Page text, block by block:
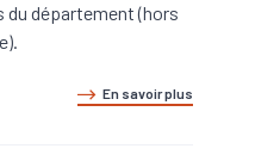
département (hors
En savoir plus